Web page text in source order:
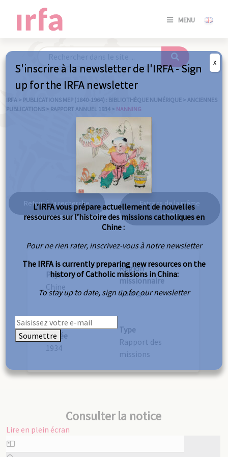
MENU
SE
/
IRFA > PUBLICATIONS MEP (1840-1964) : BIBLIOTHÈQUE NUMÉRIQUE > ANCIENNES
PUBLICATIONS > RAPPORT ANNUEL 1934 > NANNING
Nanning
Retour à la recherche
Extraits de la même
année
Pays
Chine
Région
missionnaire
Guangxi
Année
1934
Type
Rapport des
missions
Consulter la notice
Lire en plein écran
Aller
au
S'inscrire à la newsletter de l'IRFA - Sign
up for the IRFA newsletter
L’IRFA vous prépare actuellement de nouvelles
ressources sur l’histoire des missions catholiques en
Chine :
Pour ne rien rater, inscrivez-vous à notre newsletter
The IRFA is currently preparing new resources on the
history of Catholic missions in China:
To stay up to date, sign up for our newsletter
Soumettre
X